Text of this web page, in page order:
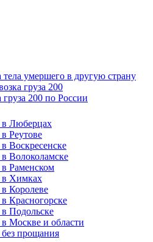
тела умершего в другую страну
груза 200
груза 200 по России
Люберцах
Реутове
Воскресенске
Волоколамске
Раменском
в Химках
Королеве
Красногорске
Подольске
Москве и области
прощания